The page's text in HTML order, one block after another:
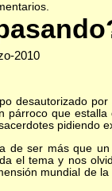
2010
desautorizado
párroco que
pidiendo
ser más que un
el tema y nos
mundial de